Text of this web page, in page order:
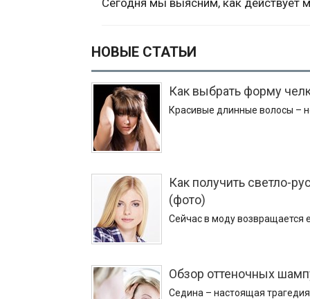
Сегодня мы выясним, как действует
НОВЫЕ СТАТЬИ
Как выбрать форму
Красивые длинные волосы –
Как получить светло-
(фото)
Сейчас в моду возвращается
Обзор оттеночных
Седина – настоящая